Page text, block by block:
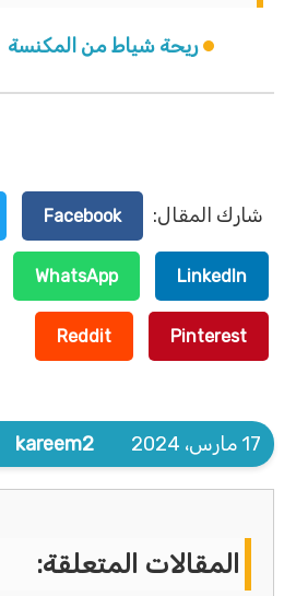
ريحة شياط من المكنسة
شارك المقال: Facebook
LinkedIn
WhatsApp
Pinterest
Reddit
17 مارس، 2024 kareem2
المقالات المتعلقة: